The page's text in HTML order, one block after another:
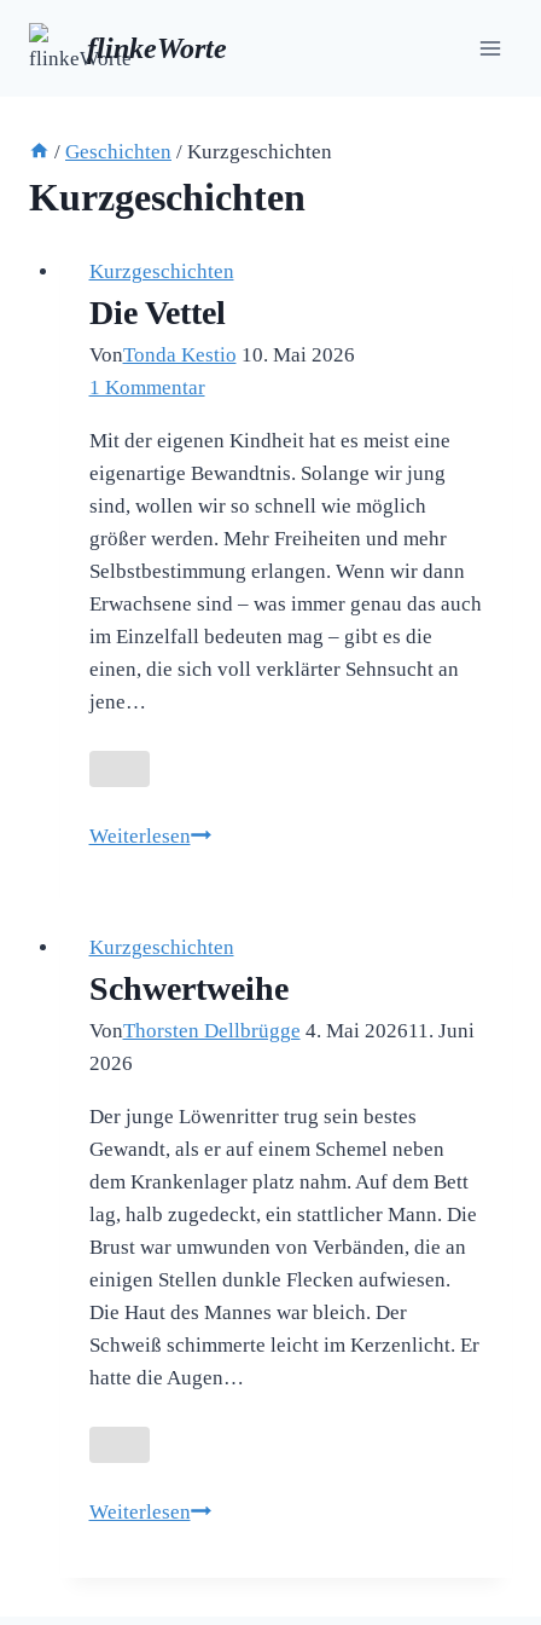
Inhalt
flinkeWorte
/ Geschichten / Kurzgeschichten
Kurzgeschichten
Kurzgeschichten
Die Vettel
VonTonda Kestio 10. Mai 2026
1 Kommentar
Mit der eigenen Kindheit hat es meist eine
eigenartige Bewandtnis. Solange wir jung
sind, wollen wir so schnell wie möglich
größer werden. Mehr Freiheiten und mehr
Selbstbestimmung erlangen. Wenn wir dann
Erwachsene sind – was immer genau das auch
im Einzelfall bedeuten mag – gibt es die
einen, die sich voll verklärter Sehnsucht an
jene…
WeiterlesenDie
Kurzgeschichten
Schwertweihe
VonThorsten Dellbrügge 4. Mai 202611. Juni
2026
Der junge Löwenritter trug sein bestes
Gewandt, als er auf einem Schemel neben
dem Krankenlager platz nahm. Auf dem Bett
lag, halb zugedeckt, ein stattlicher Mann. Die
Brust war umwunden von Verbänden, die an
einigen Stellen dunkle Flecken aufwiesen.
Die Haut des Mannes war bleich. Der
Schweiß schimmerte leicht im Kerzenlicht. Er
hatte die Augen…
WeiterlesenSchwertweihe